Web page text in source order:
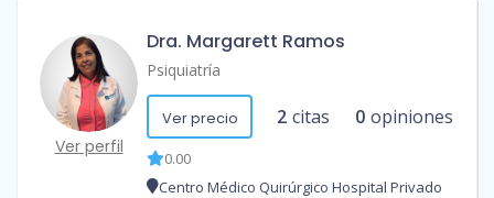
Ver perfil
Dra. Margarett Ramos
Psiquiatría
Ver precio 2 citas 0 opiniones
0.00
Centro Médico Quirúrgico Hospital Privado